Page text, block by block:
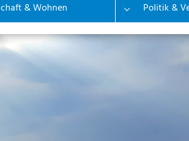
"Tourismus"
& Wohnen Submenu for
Politik &